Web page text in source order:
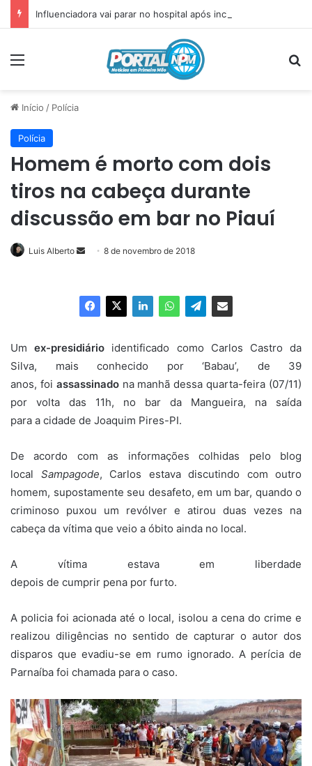
Início / Polícia
Polícia
Homem é morto com dois
tiros na cabeça durante
discussão em bar no Piauí
Luis Alberto
Mande
mail
8 de novembro de 2018
Umex-presidiário identificado como Carlos Castro da
Silva, mais conhecido por ‘Babau’, de 39
anos, foi assassinadona manhã dessa quarta-feira (07/11)
por volta das 11h, no bar da Mangueira, na saída
para a cidade de Joaquim Pires-PI.
De acordo com as informações colhidas pelo blog
local Sampagode, Carlos estava discutindo com outro
homem, supostamente seu desafeto, em um bar, quando o
criminoso puxou um revólver e atirou duas vezes na
cabeça da vítima que veio a óbito ainda no local.
A vítima estava em liberdade
depois de cumprir pena por furto.
A policia foi acionada até o local, isolou a cena do crime e
realizou diligências no sentido de capturar o autor dos
disparos que evadiu-se em rumo ignorado. A perícia de
Parnaíba foi chamada para o caso.